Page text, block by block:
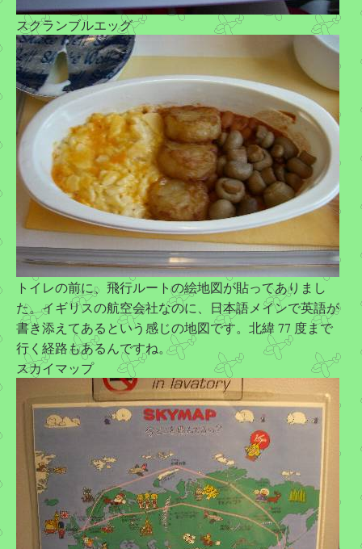
スクランブルエッグ
トイレの前に、飛行ルートの絵地図が貼ってありまし
た。イギリスの航空会社なのに、日本語メインで英語が
書き添えてあるという感じの地図です。北緯 77 度まで
行く経路もあるんですね。
スカイマップ